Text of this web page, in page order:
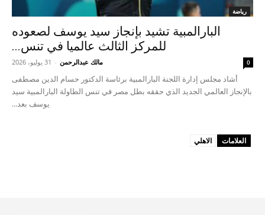
رياضة
البارالمبية تشيد بإنجاز سيد يوسف لصعوده
للمركز الثالث عالميا في تنس...
مالك عبدالرحمن - 31 يوليو، 2026 0
أشاد مجلس إدارة اللجنة البارالمبية برئاسة الدكتور حسام الدين مصطفى
بالإنجاز العالمي الجديد الذي حققه بطل مصر في تنس الطاولة البارالمبية سيد
يوسف بعد...
العلامات الاهلي